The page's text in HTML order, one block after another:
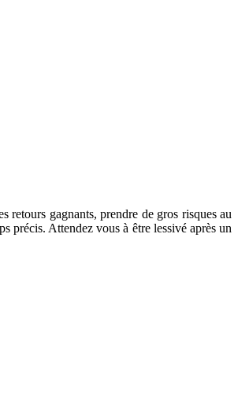
retours gagnants, prendre de gros risques au
précis. Attendez vous à être lessivé après un